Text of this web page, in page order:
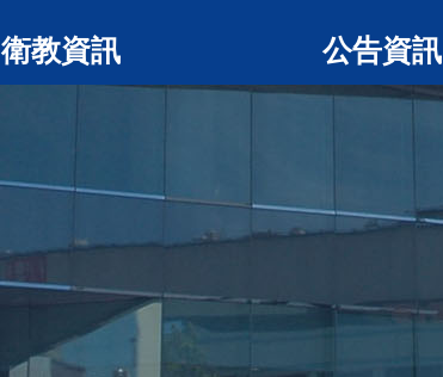
衛教資訊 公告資訊